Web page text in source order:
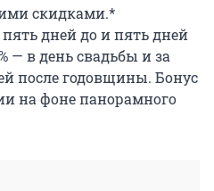
скидками.*
дней до и пять дней
— в день свадьбы и за
после годовщины. Бонус
на фоне панорамного